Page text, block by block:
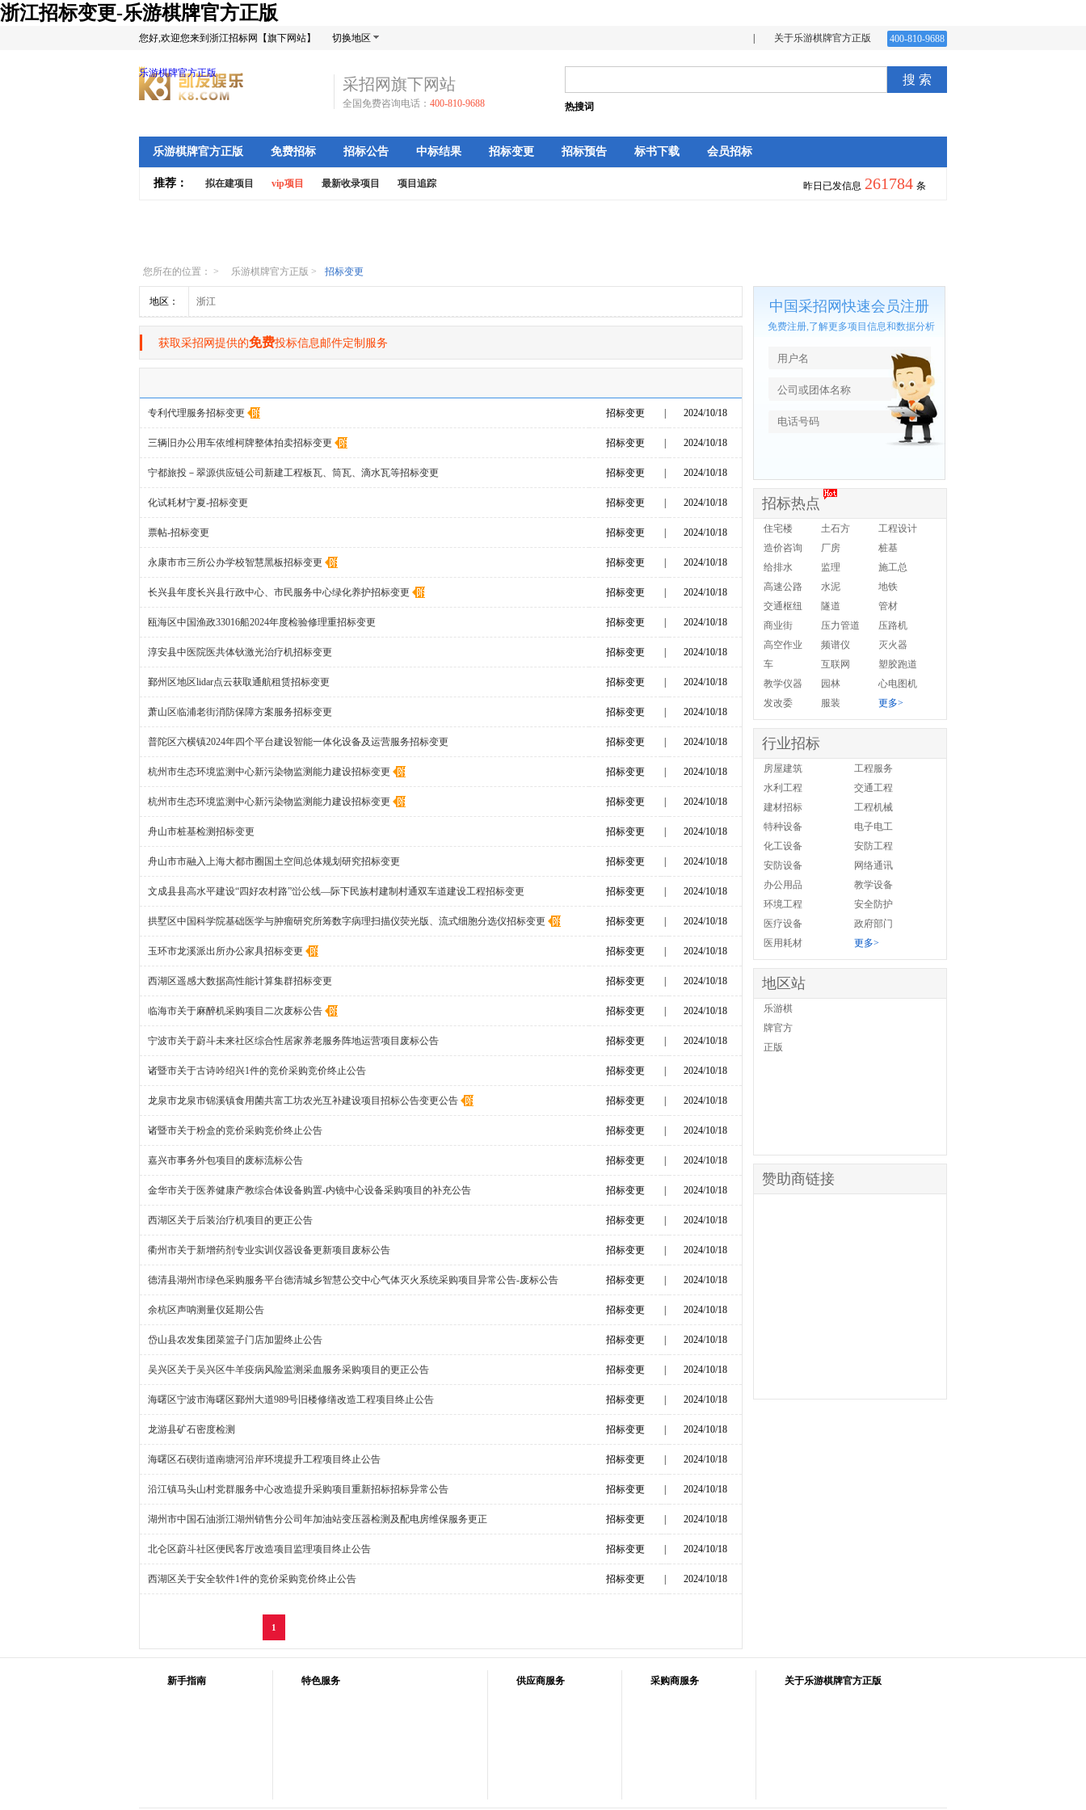
浙江招标变更-乐游棋牌官方正版
您好,欢迎您来到浙江招标网【旗下网站】 切换地区 关于乐游棋牌官方正版 400-810-9688
乐游棋牌官方正版
采招网旗下网站
全国免费咨询电话： 400-810-9688
搜 索
热搜词
乐游棋牌官方正版 免费招标 招标公告 中标结果 招标变更 招标预告 标书下载 会员招标
推荐： 拟在建项目 vip项目 最新收录项目 项目追踪 昨日已发信息 261784 条
您所在的位置： > 乐游棋牌官方正版 > 招标变更
地区： 浙江
获取采招网提供的免费投标信息邮件定制服务
专利代理服务招标变更 招标变更 2024/10/18
三辆旧办公用车依维柯牌整体拍卖招标变更 招标变更 2024/10/18
宁都旅投－翠源供应链公司新建工程板瓦、筒瓦、滴水瓦等招标变更 招标变更 2024/10/18
化试耗材宁夏-招标变更 招标变更 2024/10/18
票帖-招标变更 招标变更 2024/10/18
永康市市三所公办学校智慧黑板招标变更 招标变更 2024/10/18
长兴县年度长兴县行政中心、市民服务中心绿化养护招标变更 招标变更 2024/10/18
瓯海区中国渔政33016船2024年度检验修理重招标变更 招标变更 2024/10/18
淳安县中医院医共体钬激光治疗机招标变更 招标变更 2024/10/18
鄞州区地区lidar点云获取通航租赁招标变更 招标变更 2024/10/18
萧山区临浦老街消防保障方案服务招标变更 招标变更 2024/10/18
普陀区六横镇2024年四个平台建设智能一体化设备及运营服务招标变更 招标变更 2024/10/18
杭州市生态环境监测中心新污染物监测能力建设招标变更 招标变更 2024/10/18
杭州市生态环境监测中心新污染物监测能力建设招标变更 招标变更 2024/10/18
舟山市桩基检测招标变更 招标变更 2024/10/18
舟山市市融入上海大都市圈国土空间总体规划研究招标变更 招标变更 2024/10/18
文成县县高水平建设“四好农村路”峃公线—际下民族村建制村通双车道建设工程招标变更 招标变更 2024/10/18
拱墅区中国科学院基础医学与肿瘤研究所筹数字病理扫描仪荧光版、流式细胞分选仪招标变更 招标变更 2024/10/18
玉环市龙溪派出所办公家具招标变更 招标变更 2024/10/18
西湖区遥感大数据高性能计算集群招标变更 招标变更 2024/10/18
临海市关于麻醉机采购项目二次废标公告 招标变更 2024/10/18
宁波市关于蔚斗未来社区综合性居家养老服务阵地运营项目废标公告 招标变更 2024/10/18
诸暨市关于古诗吟绍兴1件的竞价采购竞价终止公告 招标变更 2024/10/18
龙泉市龙泉市锦溪镇食用菌共富工坊农光互补建设项目招标公告变更公告 招标变更 2024/10/18
诸暨市关于粉盒的竞价采购竞价终止公告 招标变更 2024/10/18
嘉兴市事务外包项目的废标流标公告 招标变更 2024/10/18
金华市关于医养健康产教综合体设备购置-内镜中心设备采购项目的补充公告 招标变更 2024/10/18
西湖区关于后装治疗机项目的更正公告 招标变更 2024/10/18
衢州市关于新增药剂专业实训仪器设备更新项目废标公告 招标变更 2024/10/18
德清县湖州市绿色采购服务平台德清城乡智慧公交中心气体灭火系统采购项目异常公告-废标公告 招标变更 2024/10/18
余杭区声呐测量仪延期公告 招标变更 2024/10/18
岱山县农发集团菜篮子门店加盟终止公告 招标变更 2024/10/18
吴兴区关于吴兴区牛羊疫病风险监测采血服务采购项目的更正公告 招标变更 2024/10/18
海曙区宁波市海曙区鄞州大道989号旧楼修缮改造工程项目终止公告 招标变更 2024/10/18
龙游县矿石密度检测 招标变更 2024/10/18
海曙区石碶街道南塘河沿岸环境提升工程项目终止公告 招标变更 2024/10/18
沿江镇马头山村党群服务中心改造提升采购项目重新招标招标异常公告 招标变更 2024/10/18
湖州市中国石油浙江湖州销售分公司年加油站变压器检测及配电房维保服务更正 招标变更 2024/10/18
北仑区蔚斗社区便民客厅改造项目监理项目终止公告 招标变更 2024/10/18
西湖区关于安全软件1件的竞价采购竞价终止公告 招标变更 2024/10/18
1
中国采招网快速会员注册
免费注册,了解更多项目信息和数据分析
招标热点
住宅楼 土石方
工程设计
造价咨询
厂房
桩基
给排水
监理
施工总
高速公路
水泥
地铁
交通枢纽
隧道
管材
商业街
压力管道
压路机
高空作业
车
频谱仪
灭火器
互联网
塑胶跑道
教学仪器
园林
心电图机
发改委
服装 更多>
行业招标
房屋建筑
工程服务
水利工程
交通工程
建材招标
工程机械
特种设备
电子电工
化工设备
安防工程
安防设备
网络通讯
办公用品
教学设备
环境工程
安全防护
医疗设备
政府部门
医用耗材
更多>
地区站
乐游棋
牌官方
正版
赞助商链接
新手指南 特色服务 供应商服务 采购商服务 关于乐游棋牌官方正版